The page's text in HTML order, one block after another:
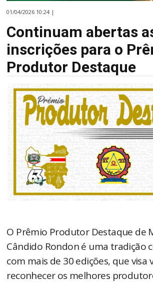
01/04/2026 10:24 |
Continuam abertas
inscrições para o
Produtor Destaque
O Prêmio Produtor Destaque de
Cândido Rondon é uma tradição
com mais de 30 edições, que visa
reconhecer os melhores